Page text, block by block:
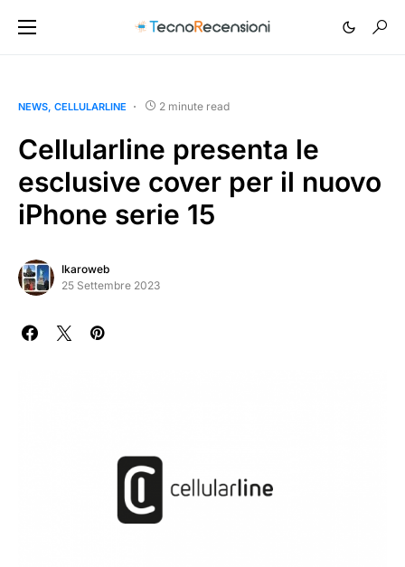
NEWS CELLULARLINE 2 minute read
Cellularline presenta le
esclusive cover per il nuovo
iPhone serie 15
Ikaroweb
25 Settembre 2023